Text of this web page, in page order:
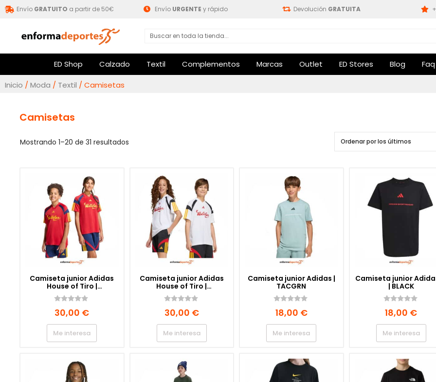
Envío GRATUITO a partir de 50€ Envío URGENTE y rápido Devolución GRATUITA
ED Shop Calzado Textil Complementos Marcas Outlet ED Stores Blog Faq
Inicio / Moda / Textil / Camisetas
Camisetas
Mostrando 1–20 de 31 resultados
Camiseta junior Adidas
House of Tiro |
TEPORE/CREYEL/DKBLUE
d
5
30,00 €
Me interesa
Camiseta junior Adidas
House of Tiro |
WHITE/COGOLD/POWRED
/B
d
5
30,00 €
Me interesa
Camiseta junior Adidas |
TACGRN
5
18,00 €
Me interesa
Camiseta junior
| BLACK
5
18,00 €
Me interesa